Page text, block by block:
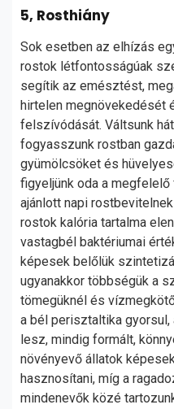
5, Rosthiány
Sok esetben az elhízás
rostok létfontosságúak
segítik az emésztést,
hirtelen megnövekedését
felszívódását. Váltsunk
fogyasszunk rostban
gyümölcsöket és
figyeljünk oda a
ajánlott napi
rostok kalória tartalma
vastagbél baktériumai
képesek belőlük
ugyanakkor többségük a
tömegüknél és
a bél perisztaltika
lesz, mindig formált,
növényevő állatok
hasznosítani, míg a
mindenevők közé